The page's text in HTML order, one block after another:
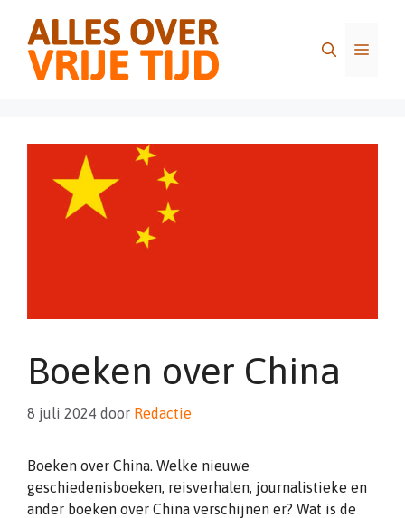
inhoud
Menu
Boeken over China
8 juli 2024 door Redactie
Boeken over China. Welke nieuwe
geschiedenisboeken, reisverhalen, journalistieke en
ander boeken over China verschijnen er? Wat is de